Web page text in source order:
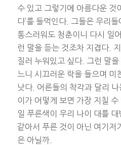
수 있고 그렇기에 아름다운 것
다’를 들먹인다. 그들은 우리
통스러워도 청춘이니 다시 일
런 말을 듣는 것조차 지겹다.
질러 누워있고 싶다. 그런 말
느니 시끄러운 락을 들으며 미
낫다. 어른들의 착각과 달리
이가 어떻게 보면 가장 지칠
일 푸른색이 우리 나이 대를
같아서 푸른 것이 아닌 여기저
은 아닐까.